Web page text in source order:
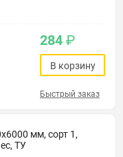
284 ₽
В корзину
Быстрый заказ
мм, сорт 1,
ТУ